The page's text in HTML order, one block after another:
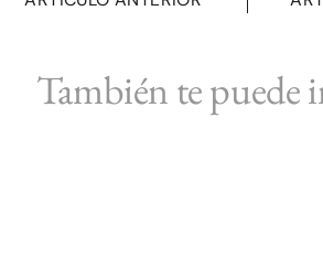
También te puede